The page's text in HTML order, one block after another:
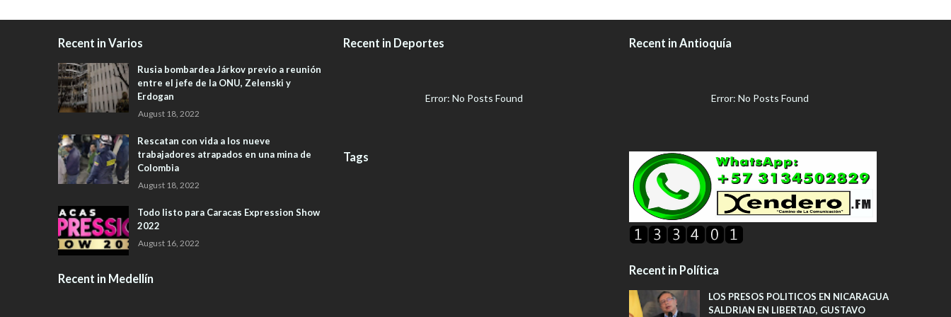
Recent in Varios
Rusia bombardea Járkov previo a reunión
entre el jefe de la ONU, Zelenski y
Erdogan
August 18, 2022
Rescatan con vida a los nueve
trabajadores atrapados en una mina de
Colombia
August 18, 2022
Todo listo para Caracas Expression Show
2022
August 16, 2022
Recent in Medellín
Recent in Deportes
Error: No Posts Found
Tags
Recent in Antioquía
Error: No Posts Found
Recent in Política
LOS PRESOS POLITICOS EN NICARAGUA
SALDRIAN EN LIBERTAD, GUSTAVO